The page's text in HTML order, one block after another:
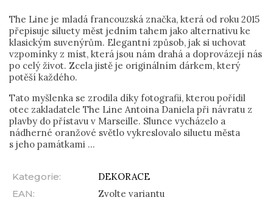
The Line je mladá francouzská značka, která od roku 2015
přepisuje siluety měst jedním tahem jako alternativu ke
klasickým suvenýrům. Elegantní způsob, jak si uchovat
vzpomínky z míst, která jsou nám drahá a doprovázejí nás
po celý život. Zcela jistě je originálním dárkem, který
potěší každého.
Tato myšlenka se zrodila díky fotografii, kterou pořídil
otec zakladatele The Line Antoina Daniela při návratu z
plavby do přístavu v Marseille. Slunce vycházelo a
nádherné oranžové světlo vykreslovalo siluetu města
s jeho památkami ...
Kategorie:
DEKORACE
EAN:
Zvolte variantu